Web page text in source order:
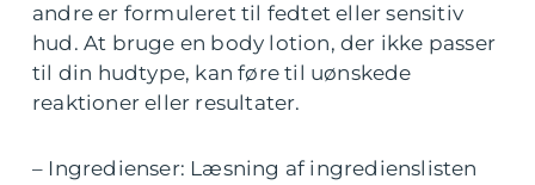
andre er formuleret til fedtet eller sensitiv
hud. At bruge en body lotion, der ikke passer
til din hudtype, kan føre til uønskede
reaktioner eller resultater.
– Ingredienser: Læsning af ingredienslisten